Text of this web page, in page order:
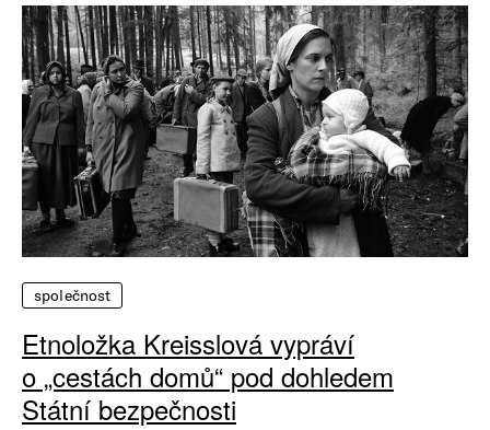
společnost
Etnoložka Kreisslová vypráví
o „cestách domů“ pod dohledem
Státní bezpečnosti